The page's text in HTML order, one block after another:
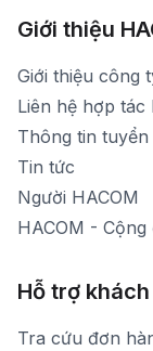
Thời gian mở cửa: Từ
Xem bản đồ đường đi
1900 1903 (máy
1900 1903 (máy lẻ
[email protected]
Thời gian mở cửa:
Giới thiệu
Giới thiệu công
Liên hệ hợp tác
Thông tin tuyển
Tin tức
Người HACOM
HACOM - Cộng
Hỗ trợ
Tra cứu đơn